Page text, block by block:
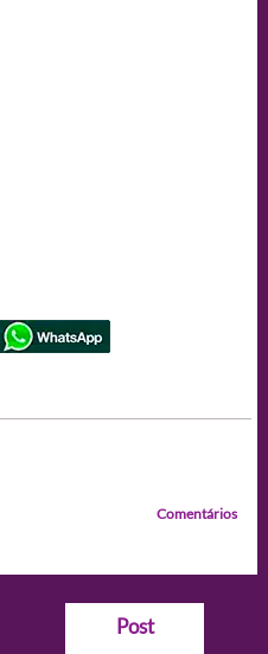
Comentários
Post